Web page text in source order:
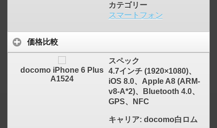
カテゴリー
スマートフォン
価格比較
docomo iPhone 6 Plus
A1524
スペック
4.7インチ (1920×1080)、
iOS 8.0、Apple A8 (ARM-
v8-A*2)、Bluetooth 4.0、
GPS、NFC
キャリア: docomo白ロム
click to expand contents